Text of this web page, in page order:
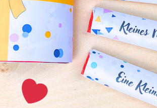
ihr aus Papier oder aus Kunststoff
Pflanzen großartig aus und